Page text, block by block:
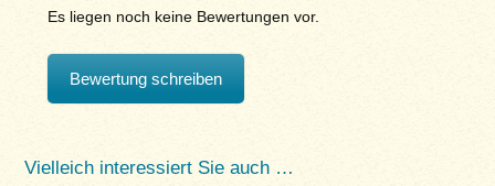
Es liegen noch keine Bewertungen vor.
Bewertung schreiben
Vielleich interessiert Sie auch …